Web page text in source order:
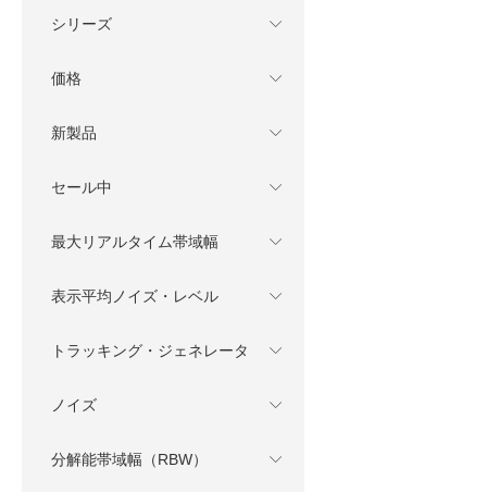
シリーズ
価格
新製品
セール中
最大リアルタイム帯域幅
表示平均ノイズ・レベル
トラッキング・ジェネレータ
ノイズ
分解能帯域幅（RBW）